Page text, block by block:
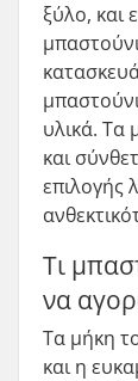
ξύλο, και
υλικά. Τα
και
επιλογής
Τι
να
Τα μήκη
και η